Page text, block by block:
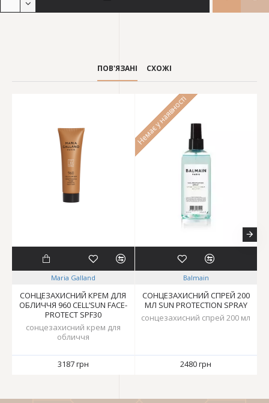
ПОВ'ЯЗАНІ СХОЖІ
Maria Galland
СОНЦЕЗАХИСНИЙ КРЕМ ДЛЯ
ОБЛИЧЧЯ 960 CELL’SUN FACE-
PROTECT SPF30
сонцезахисний крем для
обличчя
3187 грн
Немає у наявності
Balmain
СОНЦЕЗАХИСНИЙ СПРЕЙ 200
МЛ SUN PROTECTION SPRAY
сонцезахисний спрей 200 мл
2480 грн